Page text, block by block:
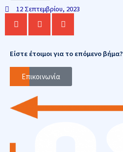
12 Σεπτεμβρίου, 2023
Είστε έτοιμοι για το επόμενο βήμα?
Επικοινωνία